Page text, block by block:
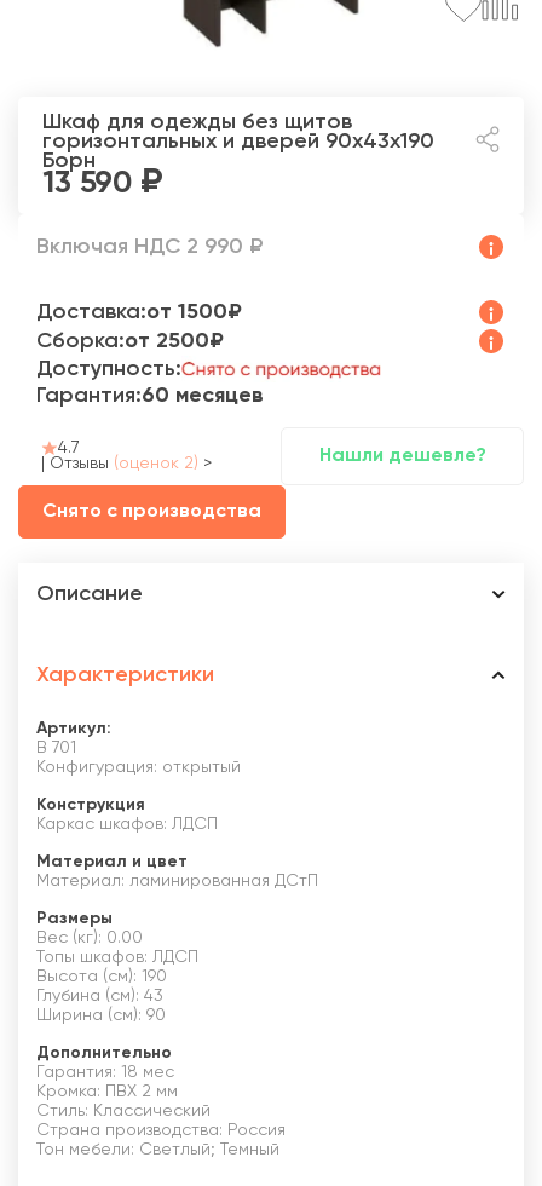
Шкаф для одежды без щитов
горизонтальных и дверей 90x43x190
Борн
13 590
Включая НДС 2 990 ₽
Доставка:от 1500₽
Сборка:от 2500₽
Доступность:
Гарантия:60 месяцев
4.7
Отзывы (оценок 2) > Нашли дешевле?
Снято с производства
Описание
Характеристики
Артикул:
В 701
Конфигурация: открытый
Конструкция
Каркас шкафов: ЛДСП
Материал и цвет
Материал: ламинированная ДСтП
Размеры
Вес (кг): 0.00
Топы шкафов: ЛДСП
Высота (см): 190
Глубина (см): 43
Ширина (см): 90
Дополнительно
Гарантия: 18 мес
Кромка: ПВХ 2 мм
Стиль: Классический
Страна производства: Россия
Тон мебели: Светлый; Темный